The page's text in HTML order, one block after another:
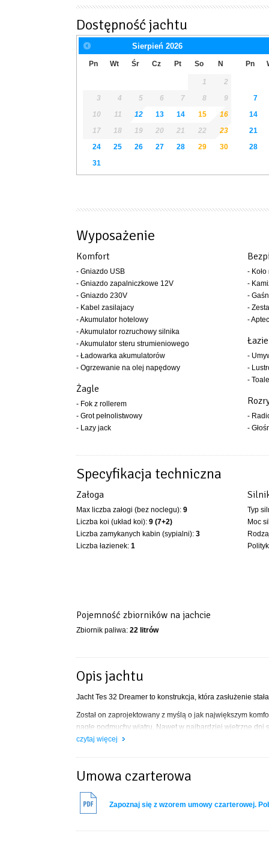
Dostępność jachtu
Sierpień 2026
Pn Wt Śr Cz Pt So N
1
2
3
4 5 6 7 8
9
10
11 12 13 14 15
16
17
18 19 20 21 22
23
24
25 26 27 28 29
30
31
Pn
7
14
21
28
Wyposażenie
Komfort
- Gniazdo USB
- Gniazdo zapalniczkowe 12V
- Gniazdo 230V
- Kabel zasilajacy
- Akumulator hotelowy
- Akumulator rozruchowy silnika
- Akumulator steru strumieniowego
- Ładowarka akumulatorów
- Ogrzewanie na olej napędowy
Żagle
- Fok z rollerem
- Grot pełnolistwowy
- Lazy jack
-
-
-
-
-
-
-
-
-
-
Specyfikacja techniczna
Załoga
Max liczba załogi (bez noclegu): 9
Liczba koi (układ koi): 9 (7+2)
Liczba zamykanych kabin (sypialni): 3
Liczba łazienek: 1
Typ
Moc
Pojemność zbiorników na jachcie
Zbiornik paliwa: 22 litrów
Opis jachtu
Jacht Tes 32 Dreamer to konstrukcja, która zasłużenie
Został on zaprojektowany z myślą o jak największym
nagłe podmuchy wiatru. Nawet w najbardziej wietrzne dni
Jacht wyposażony jest w
wykończone w eleganckim mahoniowym drewniez
Pomimo dość dużych gabarytów, żeglowanie Tesem jest
będzie problemem. Co więcej jacht posiada ster
jachtem.
Ponadto w skład wyposażenia wchodzą również:
czytaj więcej
Umowa czarterowa
Zapoznaj się z wzorem umowy czarterowej.